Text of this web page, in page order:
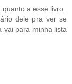
a esse livro.
dele pra ver se
vai para minha lista